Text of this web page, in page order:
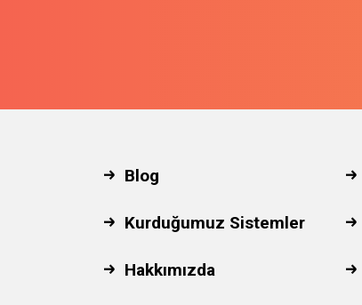
Blog
Kurduğumuz Sistemler
Hakkımızda